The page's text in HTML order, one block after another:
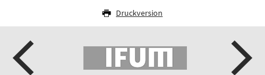
Druckversion